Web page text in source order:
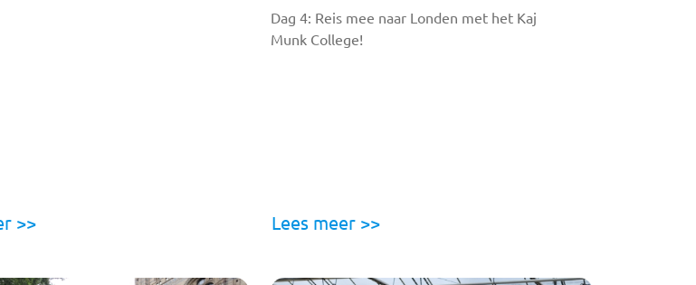
>>
Dag 4: Reis mee naar Londen met het Kaj
Munk College!
Lees meer >>